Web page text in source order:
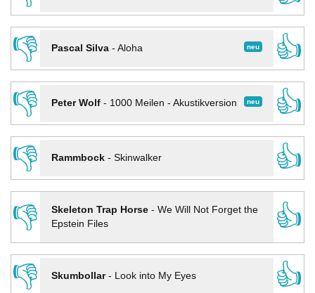
👎
neu
Pascal Silva- Aloha
👍
👎
neu
Peter Wolf- 1000 Meilen - Akustikversion
👍
👎
Rammbock- Skinwalker
👍
👎
Skeleton Trap Horse- We Will Not Forget the
Epstein Files
👍
👎
Skumbollar- Look into My Eyes
👍